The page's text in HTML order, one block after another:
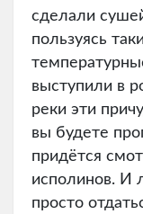
сделали
пользуясь
выступили в
реки эти
вы будете
придётся
исполинов. И
просто